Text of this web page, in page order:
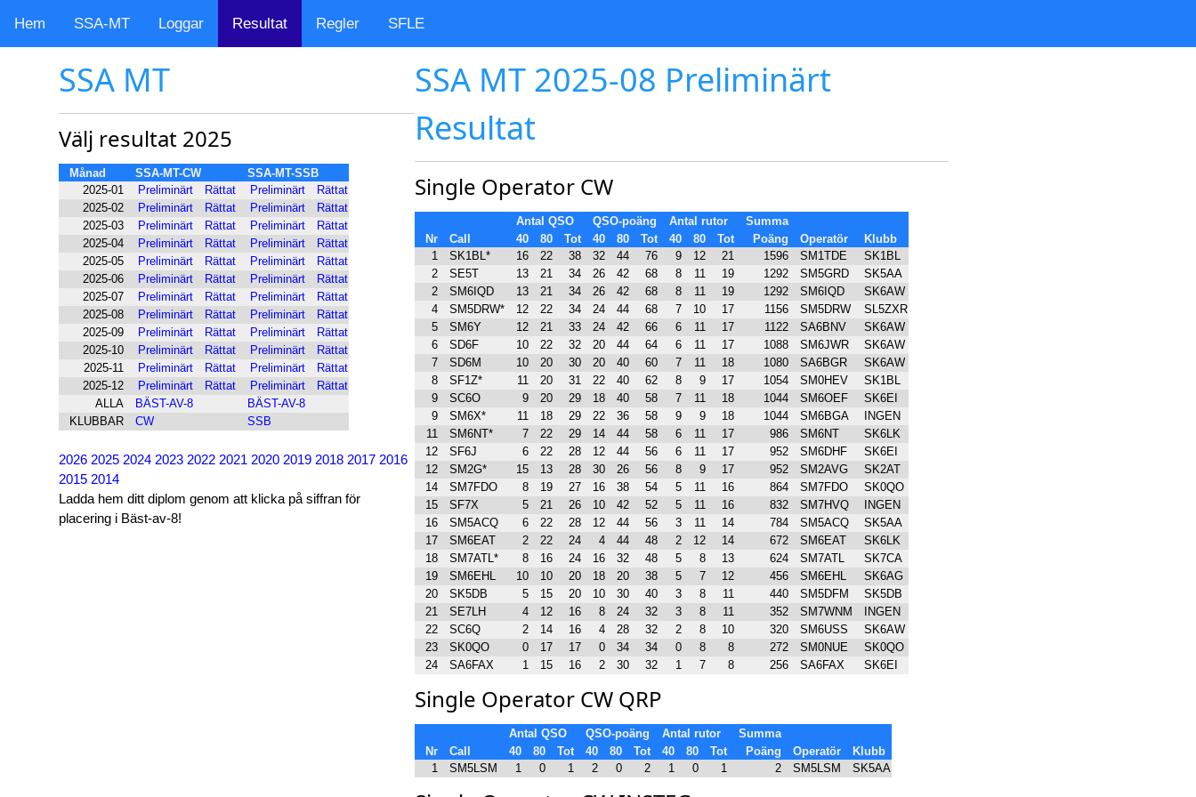
Hem SSA-MT Loggar Resultat Regler SFLE
SSA MT
Välj resultat 2025
Månad SSA-MT-CW
SSA-MT-SSB
2025-01
Preliminärt Rättat Preliminärt
Rättat
2025-02
Preliminärt Rättat Preliminärt
Rättat
2025-03
Preliminärt Rättat Preliminärt
Rättat
2025-04
Preliminärt Rättat Preliminärt
Rättat
2025-05
Preliminärt Rättat Preliminärt
Rättat
2025-06
Preliminärt Rättat Preliminärt
Rättat
2025-07
Preliminärt Rättat Preliminärt
Rättat
2025-08
Preliminärt Rättat Preliminärt
Rättat
2025-09
Preliminärt Rättat Preliminärt
Rättat
2025-10
Preliminärt Rättat Preliminärt
Rättat
2025-11
Preliminärt Rättat Preliminärt
Rättat
2025-12
Preliminärt Rättat Preliminärt
Rättat
ALLA
BÄST-AV-8
BÄST-AV-8
KLUBBAR
CW SSB
2026 2025 2024 2023 2022 2021 2020 2019 2018 2017 2016
2015 2014
Ladda hem ditt diplom genom att klicka på siffran för
placering i Bäst-av-8!
SSA MT 2025-08 Preliminärt
Resultat
Single Operator CW
Antal QSO QSO-poäng Antal rutor
Summa
Nr
Call 40 80 Tot 40 80 Tot 40 80 Tot Poäng Operatör
Klubb
1
SK1BL* 16 22 38 32 44 76 9 12 21 1596 SM1TDE
SK1BL
2
SE5T 13 21 34 26 42 68 8 11 19 1292 SM5GRD
SK5AA
2
SM6IQD 13 21 34 26 42 68 8 11 19 1292 SM6IQD
SK6AW
4
SM5DRW* 12 22 34 24 44 68 7 10 17 1156 SM5DRW
SL5ZXR
5
SM6Y 12 21 33 24 42 66 6 11 17 1122 SA6BNV
SK6AW
6
SD6F 10 22 32 20 44 64 6 11 17 1088 SM6JWR
SK6AW
7
SD6M 10 20 30 20 40 60 7 11 18 1080 SA6BGR
SK6AW
8
SF1Z* 11 20 31 22 40 62 8 9 17 1054 SM0HEV
SK1BL
9
SC6O 9 20 29 18 40 58 7 11 18 1044 SM6OEF
SK6EI
9
SM6X* 11 18 29 22 36 58 9 9 18 1044 SM6BGA
INGEN
11
SM6NT* 7 22 29 14 44 58 6 11 17 986 SM6NT
SK6LK
12
SF6J 6 22 28 12 44 56 6 11 17 952 SM6DHF
SK6EI
12
SM2G* 15 13 28 30 26 56 8 9 17 952 SM2AVG
SK2AT
14
SM7FDO 8 19 27 16 38 54 5 11 16 864 SM7FDO
SK0QO
15
SF7X 5 21 26 10 42 52 5 11 16 832 SM7HVQ
INGEN
16
SM5ACQ 6 22 28 12 44 56 3 11 14 784 SM5ACQ
SK5AA
17
SM6EAT 2 22 24 4 44 48 2 12 14 672 SM6EAT
SK6LK
18
SM7ATL* 8 16 24 16 32 48 5 8 13 624 SM7ATL
SK7CA
19
SM6EHL 10 10 20 18 20 38 5 7 12 456 SM6EHL
SK6AG
20
SK5DB 5 15 20 10 30 40 3 8 11 440 SM5DFM
SK5DB
21
SE7LH 4 12 16 8 24 32 3 8 11 352 SM7WNM
INGEN
22
SC6Q 2 14 16 4 28 32 2 8 10 320 SM6USS
SK6AW
23
SK0QO 0 17 17 0 34 34 0 8 8 272 SM0NUE
SK0QO
24
SA6FAX 1 15 16 2 30 32 1 7 8 256 SA6FAX SK6EI
Single Operator CW QRP
Antal QSO QSO-poäng Antal rutor
Summa
Nr
Call 40 80 Tot 40 80 Tot 40 80 Tot Poäng Operatör
Klubb
1
SM5LSM 1 0 1 2 0 2 1 0 1 2 SM5LSM SK5AA